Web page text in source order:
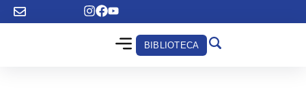
BIBLIOTECA